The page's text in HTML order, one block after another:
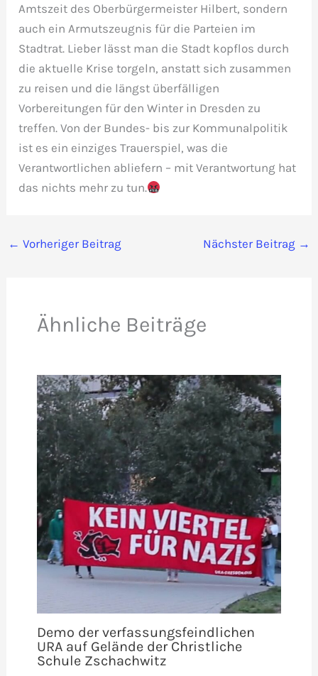
Amtszeit des Oberbürgermeister Hilbert, sondern
auch ein Armutszeugnis für die Parteien im
Stadtrat. Lieber lässt man die Stadt kopflos durch
die aktuelle Krise torgeln, anstatt sich zusammen
zu reisen und die längst überfälligen
Vorbereitungen für den Winter in Dresden zu
treffen. Von der Bundes- bis zur Kommunalpolitik
ist es ein einziges Trauerspiel, was die
Verantwortlichen abliefern – mit Verantwortung hat
das nichts mehr zu tun.
← Vorheriger Beitrag Nächster Beitrag →
Ähnliche Beiträge
Demo der verfassungsfeindlichen
URA auf Gelände der Christliche
Schule Zschachwitz